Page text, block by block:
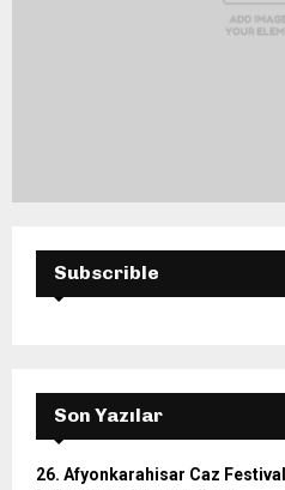
Subscrible
Son Yazılar
26. Afyonkarahisar Caz